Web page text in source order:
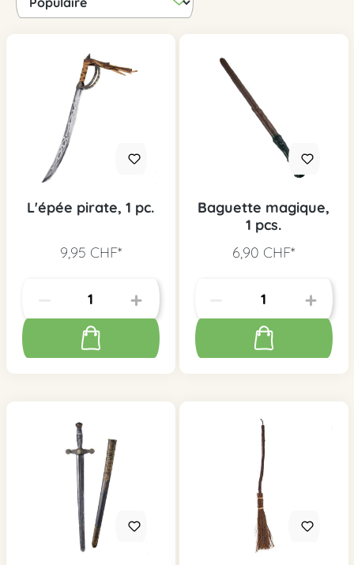
L'épée pirate, 1 pc.
9,95 CHF*
Baguette magique,
1 pcs.
6,90 CHF*